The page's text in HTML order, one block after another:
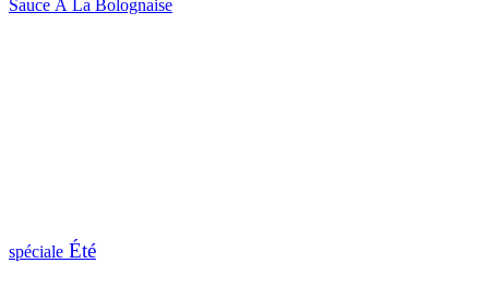
Sauce À La Bolognaise
spéciale Été